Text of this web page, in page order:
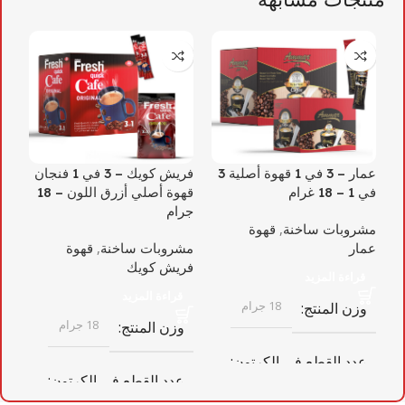
عمار – 3 في 1 قهوة أصلية 3
في 1 – 18 غرام
مشروبات ساخنة, قهوة
عمار
وزن المنتج 18 جرام
عدد القطع في الكرتون
فريش كويك – 3 في 1 فنجان
قهوة أصلي أزرق اللون – 18
جرام
مشروبات ساخنة, قهوة
فريش كويك
وزن المنتج 18 جرام
عدد القطع في الكرتون